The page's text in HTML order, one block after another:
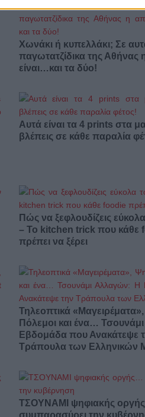
Χωνάκι ή κυπελλάκι; Σε
παγωτατζίδικα της Αθήνας
είναι…και τα δύο!
Αυτά είναι τα 4 prints στα
βλέπεις σε κάθε παραλία
Πώς να ξεφλουδίζεις
– Το kitchen trick που κάθε
πρέπει να ξέρει
Τηλεοπτικά
Πόλεμοι και ένα…
Εβδομάδα που Ανακάτεψε
Τράπουλα των Ελληνικών
ΤΣΟΥΝΑΜΙ ψηφιακής